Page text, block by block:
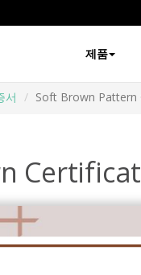
제품
서 Soft Brown Pattern